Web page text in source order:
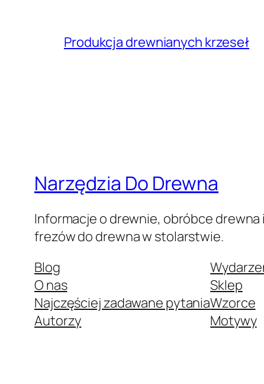
Produkcja drewnianych krzeseł
Narzędzia Do Drewna
Informacje o drewnie, obróbce
frezów do drewna w stolarstwie.
Blog
O nas
Najczęściej zadawane pytania
Autorzy
Sklep
Wzorce
Motywy